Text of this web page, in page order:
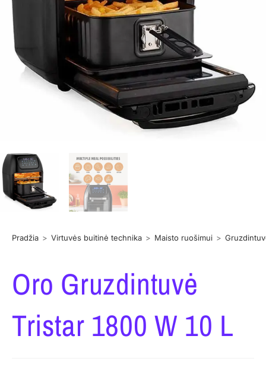
Pradžia > Virtuvės buitinė technika > Maisto ruošimui >
Oro Gruzdintuvė
Tristar 1800 W 10 L